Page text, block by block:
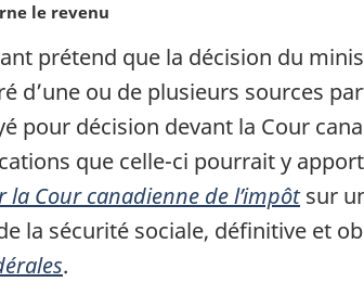
le revenu
prétend que la décision du
d’une ou de plusieurs sources
pour décision devant la Cour
que celle-ci pourrait y
la Cour canadienne de l’impôtsur
la sécurité sociale, définitive et
.